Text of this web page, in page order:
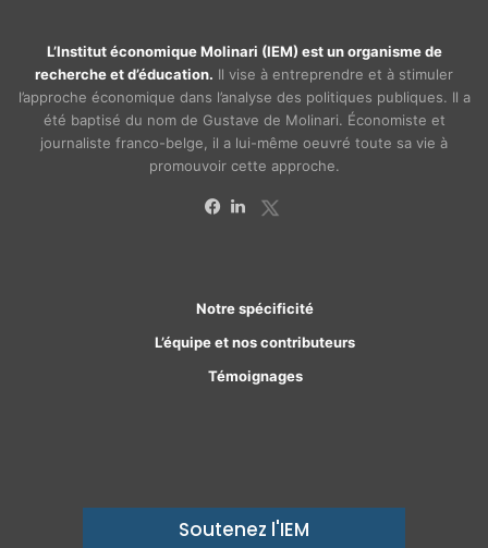
L’Institut économique Molinari (IEM) est un organisme de
recherche et d’éducation. Il vise à entreprendre et à stimuler
l’approche économique dans l’analyse des politiques publiques. Il a
été baptisé du nom de Gustave de Molinari. Économiste et
journaliste franco-belge, il a lui-même oeuvré toute sa vie à
promouvoir cette approche.
Notre spécificité
L’équipe et nos contributeurs
Témoignages
Soutenez l'IEM